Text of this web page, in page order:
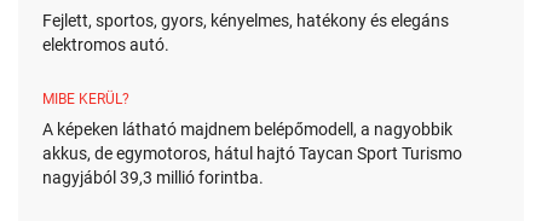
Fejlett, sportos, gyors, kényelmes, hatékony és elegáns
elektromos autó.
MIBE KERÜL?
A képeken látható majdnem belépőmodell, a nagyobbik
akkus, de egymotoros, hátul hajtó Taycan Sport Turismo
nagyjából 39,3 millió forintba.